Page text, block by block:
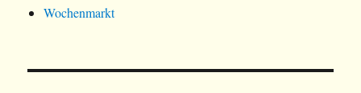
Wochenmarkt